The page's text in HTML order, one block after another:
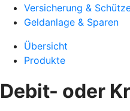
Versicherung &
Geldanlage & Sparen
Übersicht
Produkte
Debit- oder